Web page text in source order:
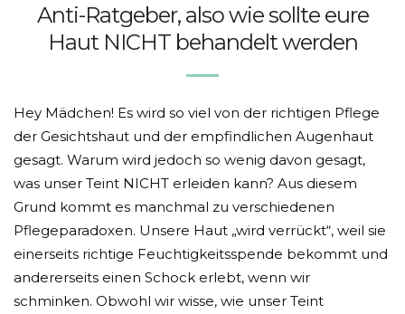
Anti-Ratgeber, also wie sollte eure
Haut NICHT behandelt werden
Hey Mädchen! Es wird so viel von der richtigen Pflege
der Gesichtshaut und der empfindlichen Augenhaut
gesagt. Warum wird jedoch so wenig davon gesagt,
was unser Teint NICHT erleiden kann? Aus diesem
Grund kommt es manchmal zu verschiedenen
Pflegeparadoxen. Unsere Haut „wird verrückt“, weil sie
einerseits richtige Feuchtigkeitsspende bekommt und
andererseits einen Schock erlebt, wenn wir
schminken. Obwohl wir wisse, wie unser Teint